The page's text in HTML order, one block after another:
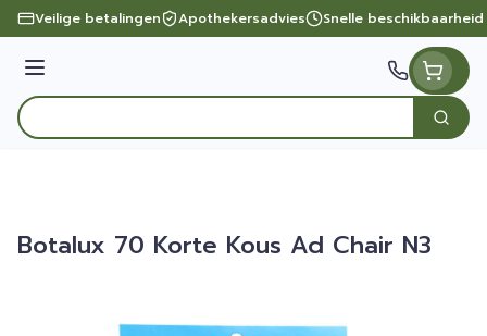
Ga naar de inhoud
Veilige betalingen Apothekersadvies Snelle beschikbaarheid
Menu
Product, merk, categorie...
Zoek
Botalux 70 Korte Kous Ad Chair N3